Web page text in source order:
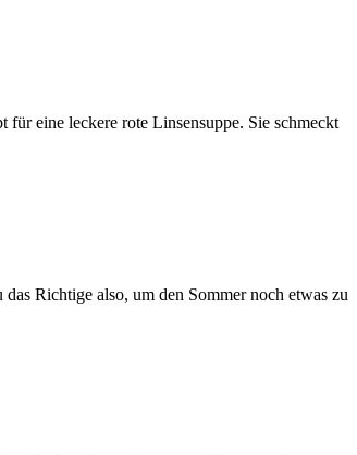
eine leckere rote Linsensuppe. Sie schmeckt
Richtige also, um den Sommer noch etwas zu